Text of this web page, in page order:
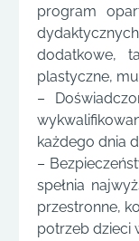
program
dodatkowe,
plastyczne,
–
każdego dnia
–
spełnia
przestronne,
potrzeb dzieci